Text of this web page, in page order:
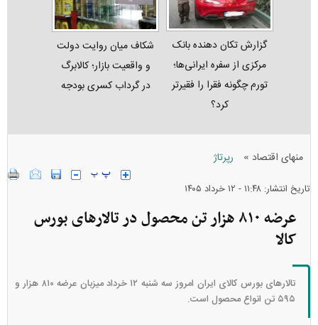
گزارش تکان‌ دهنده بانک
مرکزی از سفره ایرانی‌ها؛
تورم چگونه فقرا را فقیرتر
کرد؟
شکاف میان روایت دولت
و واقعیت بازار؛ کالابرگ
در گرداب کسری بودجه
منهای اقتصاد » رپرتاژ
تاریخ انتشار: ۱۱:۴۸ - ۱۲ خرداد ۱۴۰۵
عرضه ۸۱۰ هزار تن محصول در تالار‌های بورس
کالا
تالار‌های بورس کالای ایران امروز سه شنبه ۱۲ خرداد میزبان عرضه ۸۱۰ هزار و
۵۹۵ تن انواع محصول است.